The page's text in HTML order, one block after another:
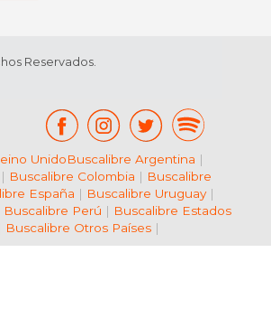
Reservados.
UnidoBuscalibre Argentina |
| Buscalibre Colombia | Buscalibre
España | Buscalibre Uruguay|
Buscalibre Perú | Buscalibre Estados
Buscalibre Otros Países|